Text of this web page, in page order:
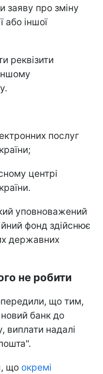
заяву про зміну
або іншої
реквізити
послуг
центрі
уповноважений
фонд здійснює
державних
не робити
що тим,
банк до
виплати надалі
що окремі